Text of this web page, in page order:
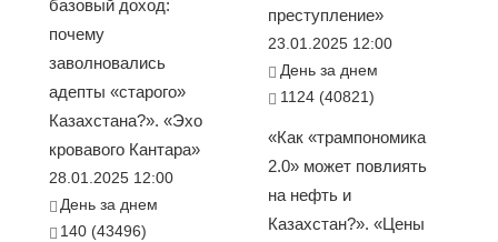
базовый доход:
почему
заволновались
адепты «старого»
Казахстана?». «Эхо
кровавого Кантара»
28.01.2025 12:00
День за днем
140 (43496)
преступление»
23.01.2025 12:00
День за днем
1124 (40821)
«Как «трампономика
2.0» может повлиять
на нефть и
Казахстан?». «Цены